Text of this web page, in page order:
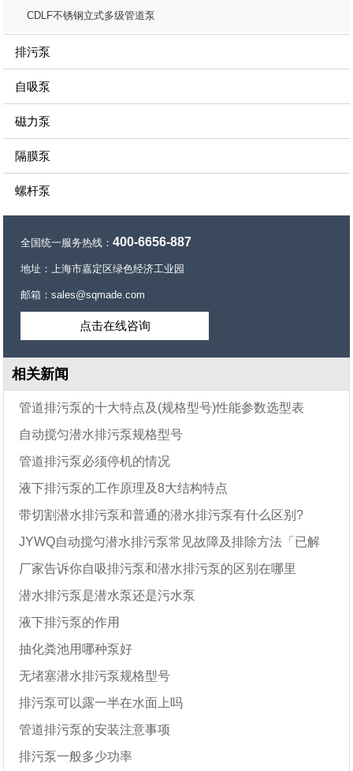
CDLF不锈钢立式多级管道泵
排污泵
自吸泵
磁力泵
隔膜泵
螺杆泵
全国统一服务热线：400-6656-887
地址：上海市嘉定区绿色经济工业园
邮箱：sales@sqmade.com
点击在线咨询
相关新闻
管道排污泵的十大特点及(规格型号)性能参数选型表
自动搅匀潜水排污泵规格型号
管道排污泵必须停机的情况
液下排污泵的工作原理及8大结构特点
带切割潜水排污泵和普通的潜水排污泵有什么区别?
JYWQ自动搅匀潜水排污泵常见故障及排除方法「已解
决」厂家告诉你自吸排污泵和潜水排污泵的区别在哪里
潜水排污泵是潜水泵还是污水泵
液下排污泵的作用
抽化粪池用哪种泵好
无堵塞潜水排污泵规格型号
排污泵可以露一半在水面上吗
管道排污泵的安装注意事项
排污泵一般多少功率